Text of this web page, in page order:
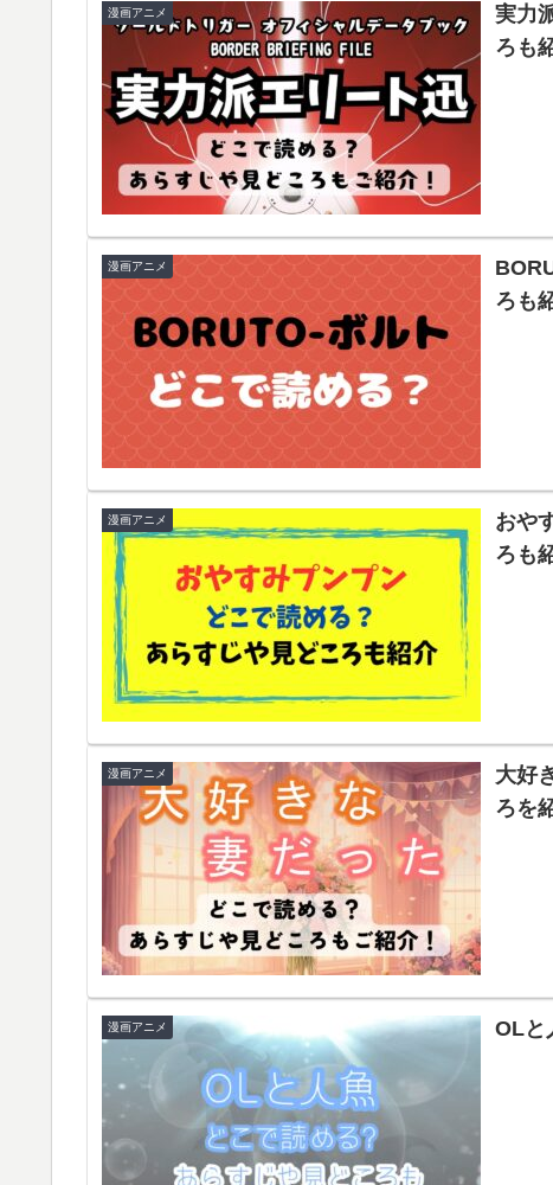
漫画アニメ
実力
ろも
漫画アニメ
ろも
漫画アニメ
おや
ろも
漫画アニメ
大好
ろを
漫画アニメ OLと